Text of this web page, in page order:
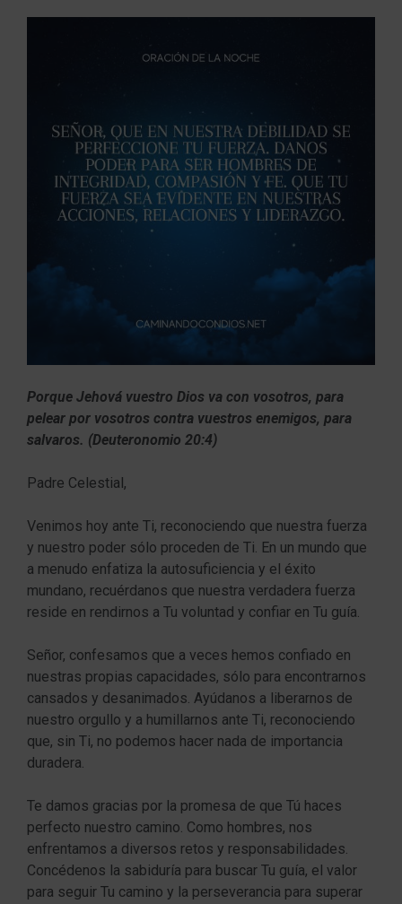
Porque Jehová vuestro Dios va con vosotros, para
pelear por vosotros contra vuestros enemigos, para
salvaros. (Deuteronomio 20:4)
Padre Celestial,
Venimos hoy ante Ti, reconociendo que nuestra fuerza
y nuestro poder sólo proceden de Ti. En un mundo que
a menudo enfatiza la autosuficiencia y el éxito
mundano, recuérdanos que nuestra verdadera fuerza
reside en rendirnos a Tu voluntad y confiar en Tu guía.
Señor, confesamos que a veces hemos confiado en
nuestras propias capacidades, sólo para encontrarnos
cansados y desanimados. Ayúdanos a liberarnos de
nuestro orgullo y a humillarnos ante Ti, reconociendo
que, sin Ti, no podemos hacer nada de importancia
duradera.
Te damos gracias por la promesa de que Tú haces
perfecto nuestro camino. Como hombres, nos
enfrentamos a diversos retos y responsabilidades.
Concédenos la sabiduría para buscar Tu guía, el valor
para seguir Tu camino y la perseverancia para superar